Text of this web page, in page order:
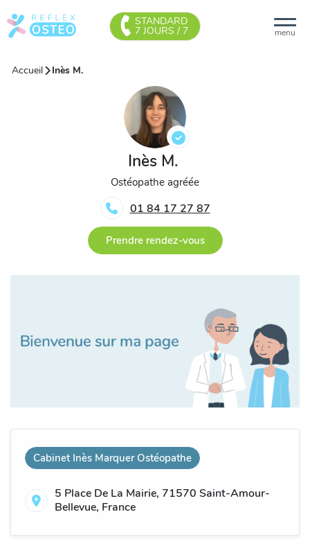
menu
STANDARD
7 JOURS / 7
Accueil Inès M.
Inès M.
Ostéopathe agréée
01 84 17 27 87
Prendre rendez-vous
Cabinet Inès Marquer Ostéopathe
5 Place De La Mairie, 71570 Saint-Amour-
Bellevue, France